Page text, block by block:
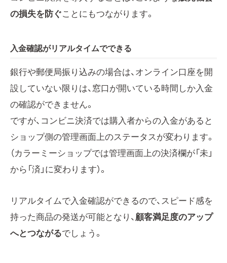
の損失を防ぐことにもつながります。
入金確認がリアルタイムでできる
銀行や郵便局振り込みの場合は、オンライン口座を開
設していない限りは、窓口が開いている時間しか入金
の確認ができません。
ですが、コンビニ決済では購入者からの入金があると
ショップ側の管理画面上のステータスが変わります。
（カラーミーショップでは管理画面上の決済欄が「未」
から「済」に変わります）。
リアルタイムで入金確認ができるので、スピード感を
持った商品の発送が可能となり、 顧客満足度のアップ
へとつながるでしょう。